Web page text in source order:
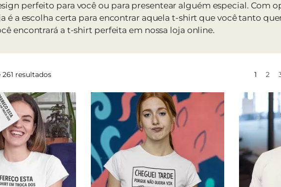
perfeito para você ou para presentear alguém especial. Com
é a escolha certa para encontrar aquela t-shirt que você tanto
encontrará a t-shirt perfeita em nossa loja online.
261 resultadosOrdenado
mais
recentes
1 2